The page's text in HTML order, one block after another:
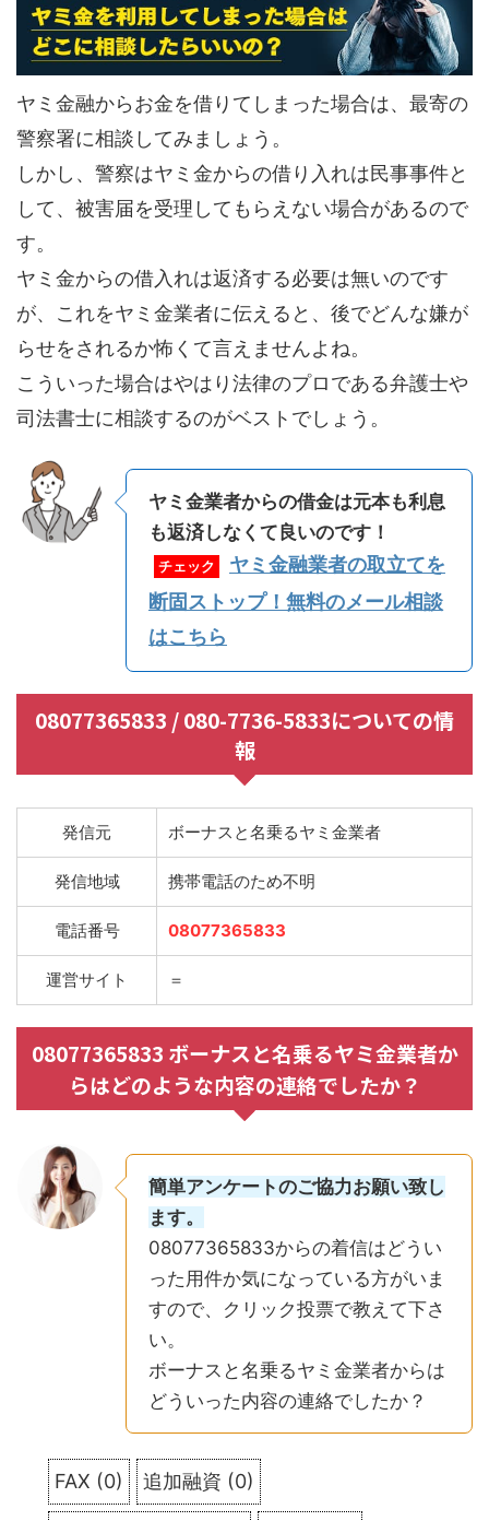
ヤミ金融からお金を借りてしまった場合は、最寄の
警察署に相談してみましょう。
しかし、警察はヤミ金からの借り入れは民事事件と
して、被害届を受理してもらえない場合があるので
す。
ヤミ金からの借入れは返済する必要は無いのです
が、これをヤミ金業者に伝えると、後でどんな嫌が
らせをされるか怖くて言えませんよね。
こういった場合はやはり法律のプロである弁護士や
司法書士に相談するのがベストでしょう。
ヤミ金業者からの借金は元本も利息
も返済しなくて良いのです！
チェック
ヤミ金融業者の取立てを
断固ストップ！無料のメール相談
はこちら
08077365833 / 080-7736-5833についての情
報
発信元 ボーナスと名乗るヤミ金業者
発信地域 携帯電話のため不明
電話番号 08077365833
運営サイト ＝
08077365833 ボーナスと名乗るヤミ金業者か
らはどのような内容の連絡でしたか？
簡単アンケートのご協力お願い致し
ます。
08077365833からの着信はどうい
った用件か気になっている方がいま
すので、クリック投票で教えて下さ
い。
ボーナスと名乗るヤミ金業者からは
どういった内容の連絡でしたか？
FAX (0) 追加融資 (0)